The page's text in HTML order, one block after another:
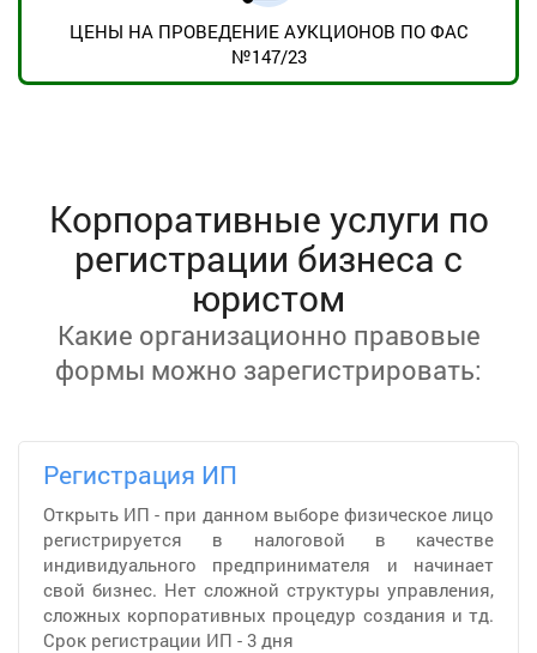
ЦЕНЫ НА ПРОВЕДЕНИЕ АУКЦИОНОВ ПО ФАС
№147/23
Корпоративные услуги по
регистрации бизнеса с
юристом
Какие организационно правовые
формы можно зарегистрировать:
Регистрация ИП
Открыть ИП - при данном выборе физическое лицо
регистрируется в налоговой в качестве
индивидуального предпринимателя и начинает
свой бизнес. Нет сложной структуры управления,
сложных корпоративных процедур создания и тд.
Срок регистрации ИП - 3 дня